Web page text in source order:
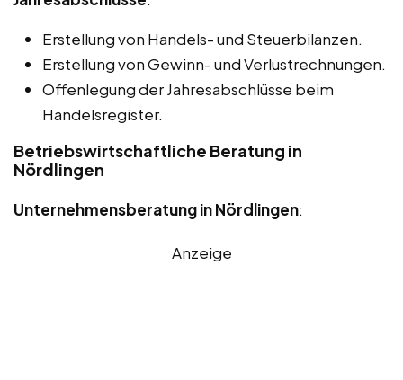
Erstellung von Handels- und Steuerbilanzen.
Erstellung von Gewinn- und Verlustrechnungen.
Offenlegung der Jahresabschlüsse beim
Handelsregister.
Betriebswirtschaftliche Beratung in
Nördlingen
Unternehmensberatung in Nördlingen:
Anzeige